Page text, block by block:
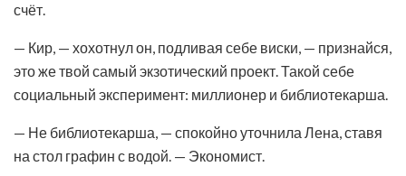
счёт.
— Кир, — хохотнул он, подливая себе виски, — признайся,
это же твой самый экзотический проект. Такой себе
социальный эксперимент: миллионер и библиотекарша.
— Не библиотекарша, — спокойно уточнила Лена, ставя
на стол графин с водой. — Экономист.